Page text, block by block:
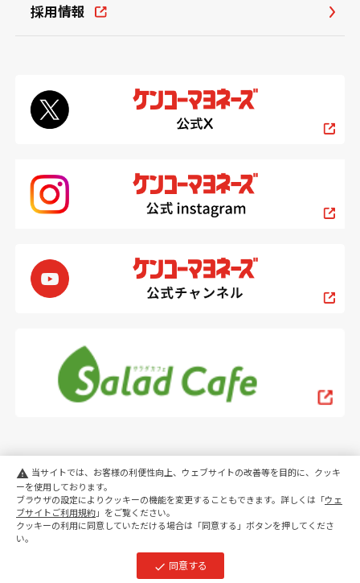
PC スマートフォン
採用情報
copyright KENKO Mayonnaise Co.,Ltd.All rights reserved.
warning 当サイトでは、お客様の利便性向上、ウェブサイトの改善等を目的に、クッキ
ーを使用しております。
ブラウザの設定によりクッキーの機能を変更することもできます。詳しくは「ウェ
ブサイトご利用規約」をご覧ください。
クッキーの利用に同意していただける場合は「同意する」ボタンを押してくださ
い。
check 同意する